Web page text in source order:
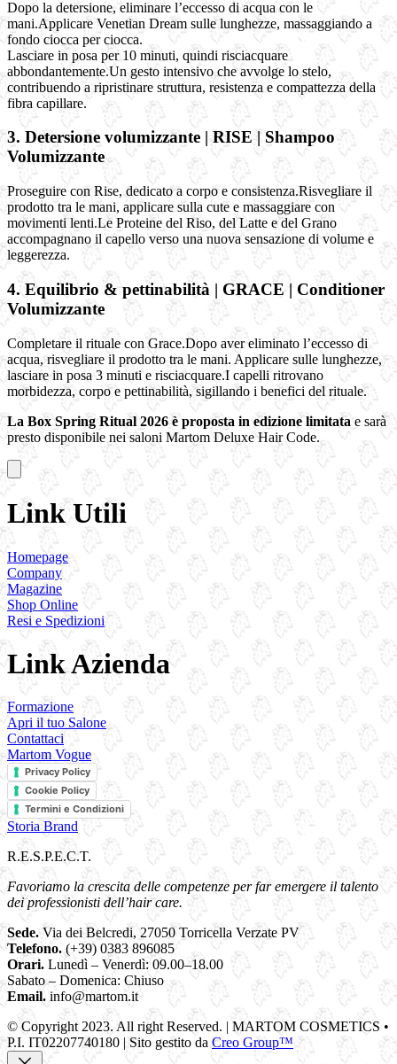
Dopo la detersione, eliminare l’eccesso di acqua con le
mani.Applicare Venetian Dream sulle lunghezze, massaggiando a
fondo ciocca per ciocca.
Lasciare in posa per 10 minuti, quindi risciacquare
abbondantemente.Un gesto intensivo che avvolge lo stelo,
contribuendo a ripristinare struttura, resistenza e compattezza della
fibra capillare.
3. Detersione volumizzante | RISE | Shampoo
Volumizzante
Proseguire con Rise, dedicato a corpo e consistenza.Risvegliare il
prodotto tra le mani, applicare sulla cute e massaggiare con
movimenti lenti.Le Proteine del Riso, del Latte e del Grano
accompagnano il capello verso una nuova sensazione di volume e
leggerezza.
4. Equilibrio & pettinabilità | GRACE | Conditioner
Volumizzante
Completare il rituale con Grace.Dopo aver eliminato l’eccesso di
acqua, risvegliare il prodotto tra le mani. Applicare sulle lunghezze,
lasciare in posa 3 minuti e risciacquare.I capelli ritrovano
morbidezza, corpo e pettinabilità, sigillando i benefici del rituale.
La Box Spring Ritual 2026 è proposta in edizione limitata e sarà
presto disponibile nei saloni Martom Deluxe Hair Code.
Link Utili
Homepage
Company
Magazine
Shop Online
Resi e Spedizioni
Link Azienda
Formazione
Apri il tuo Salone
Contattaci
Martom Vogue
Privacy Policy
Cookie Policy
Termini e Condizioni
Storia Brand
R.E.S.P.E.C.T.
Favoriamo la crescita delle competenze per far emergere il talento
dei professionisti dell’hair care.
Sede. Via dei Belcredi, 27050 Torricella Verzate PV
Telefono. (+39) 0383 896085
Orari. Lunedì – Venerdì: 09.00–18.00
Sabato – Domenica: Chiuso
Email. info@martom.it
© Copyright 2023. All right Reserved. | MARTOM COSMETICS •
P.I. IT02207740180 | Sito gestito da Creo Group™